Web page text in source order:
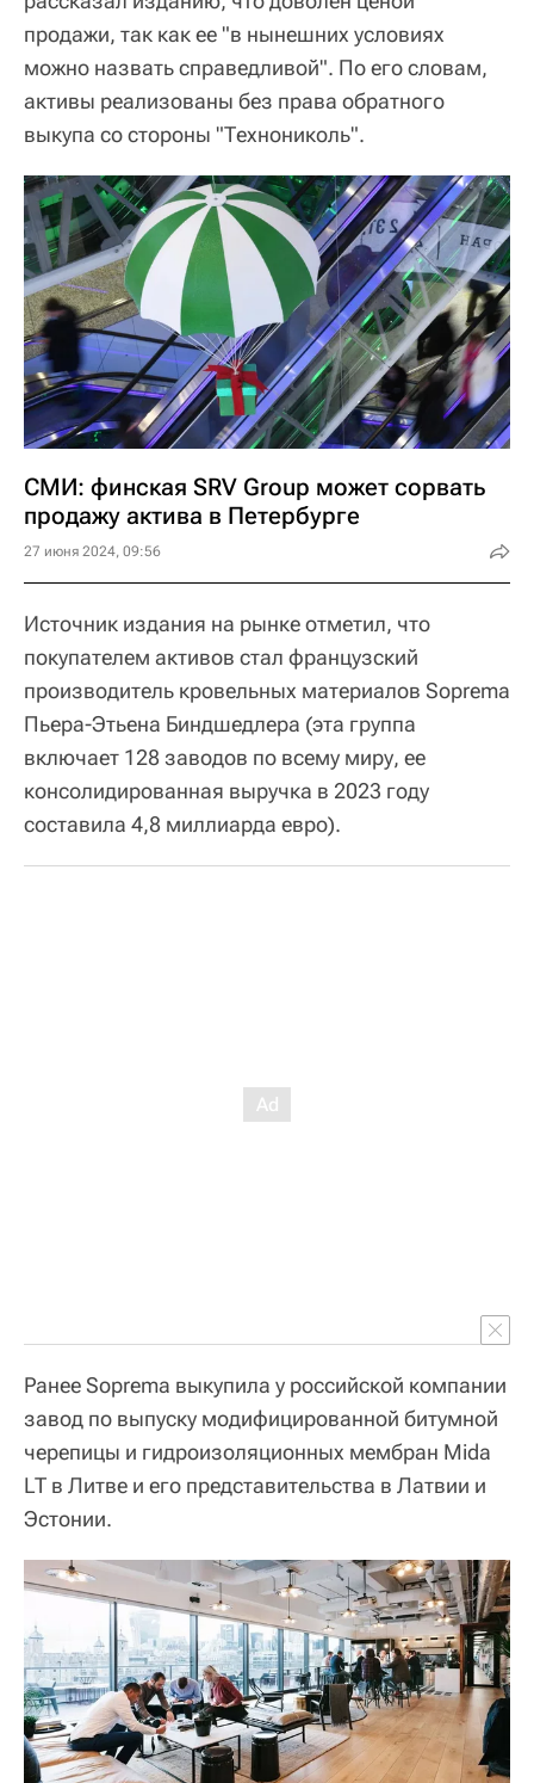
продажи, так как ее "в нынешних условиях
можно назвать справедливой". По его словам,
активы реализованы без права обратного
выкупа со стороны "Технониколь".
СМИ: финская SRV Group может сорвать
продажу актива в Петербурге
27 июня 2024, 09:56
Источник издания на рынке отметил, что
покупателем активов стал французский
производитель кровельных материалов Soprema
Пьера-Этьена Биндшедлера (эта группа
включает 128 заводов по всему миру, ее
консолидированная выручка в 2023 году
составила 4,8 миллиарда евро).
Ранее Soprema выкупила у российской компании
завод по выпуску модифицированной битумной
черепицы и гидроизоляционных мембран Mida
LT в Литве и его представительства в Латвии и
Эстонии.